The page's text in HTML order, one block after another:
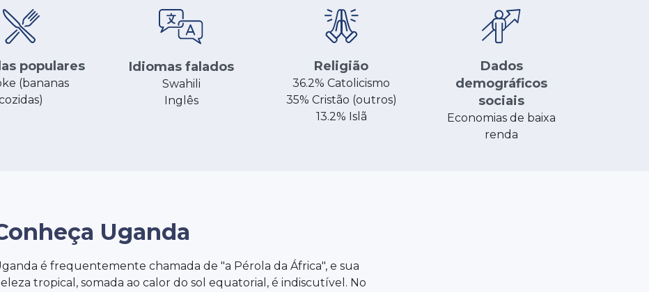
populares
(bananas
Idiomas falados
Swahili
Inglês
Religião
36.2% Catolicismo
35% Cristão (outros)
13.2% Islã
Dados
demográficos
sociais
Economias de baixa
renda
Uganda
é frequentemente chamada de "a Pérola da África", e sua
tropical, somada ao calor do sol equatorial, é indiscutível. No